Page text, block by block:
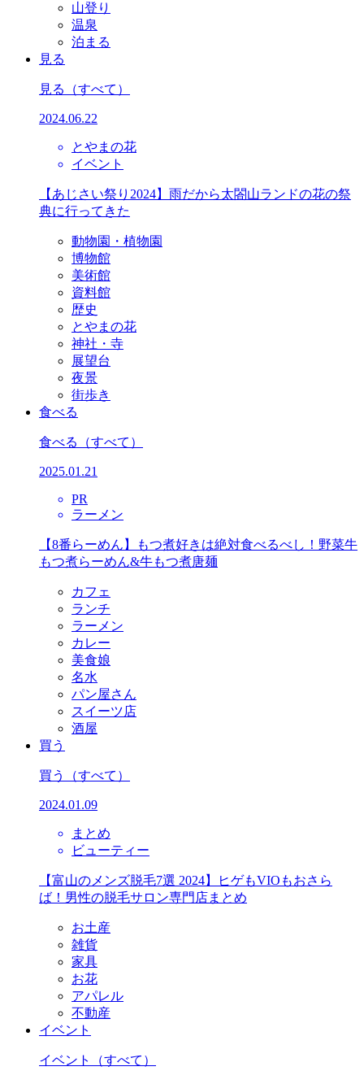
山登り
温泉
泊まる
見る
見る （すべて）
2024.06.22
とやまの花
イベント
【あじさい祭り2024】雨だから太閤山ランドの花の祭
典に行ってきた
動物園・植物園
博物館
美術館
資料館
歴史
とやまの花
神社・寺
展望台
夜景
街歩き
食べる
食べる （すべて）
2025.01.21
PR
ラーメン
【8番らーめん】もつ煮好きは絶対食べるべし！野菜牛
もつ煮らーめん&牛もつ煮唐麺
カフェ
ランチ
ラーメン
カレー
美食娘
名水
パン屋さん
スイーツ店
酒屋
買う
買う （すべて）
2024.01.09
まとめ
ビューティー
【富山のメンズ脱毛7選 2024】ヒゲもVIOもおさら
ば！男性の脱毛サロン専門店まとめ
お土産
雑貨
家具
お花
アパレル
不動産
イベント
イベント （すべて）